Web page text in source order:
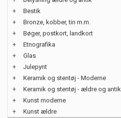
+
Bestik
+
Bronze, kobber, tin m.m.
+
Bøger, postkort, landkort
+
Etnografika
+
Glas
+
Julepynt
+
Keramik og stentøj - Moderne
+
Keramik og stentøj - ældre og antik
+
Kunst moderne
+
Kunst ældre